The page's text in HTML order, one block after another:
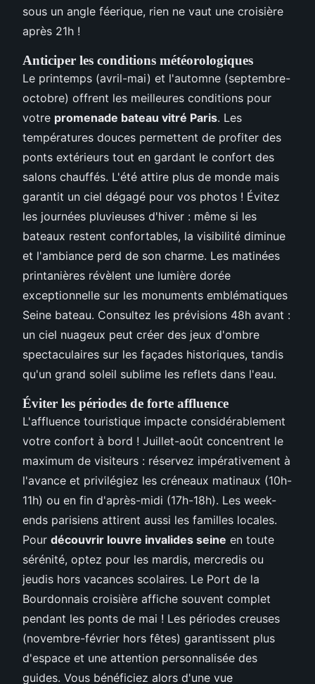
sous un angle féerique, rien ne vaut une croisière
après 21h !
Anticiper les conditions météorologiques
Le printemps (avril-mai) et l'automne (septembre-
octobre) offrent les meilleures conditions pour
votre promenade bateau vitré Paris. Les
températures douces permettent de profiter des
ponts extérieurs tout en gardant le confort des
salons chauffés. L'été attire plus de monde mais
garantit un ciel dégagé pour vos photos ! Évitez
les journées pluvieuses d'hiver : même si les
bateaux restent confortables, la visibilité diminue
et l'ambiance perd de son charme. Les matinées
printanières révèlent une lumière dorée
exceptionnelle sur les monuments emblématiques
Seine bateau. Consultez les prévisions 48h avant :
un ciel nuageux peut créer des jeux d'ombre
spectaculaires sur les façades historiques, tandis
qu'un grand soleil sublime les reflets dans l'eau.
Éviter les périodes de forte affluence
L'affluence touristique impacte considérablement
votre confort à bord ! Juillet-août concentrent le
maximum de visiteurs : réservez impérativement à
l'avance et privilégiez les créneaux matinaux (10h-
11h) ou en fin d'après-midi (17h-18h). Les week-
ends parisiens attirent aussi les familles locales.
Pour découvrir louvre invalides seine en toute
sérénité, optez pour les mardis, mercredis ou
jeudis hors vacances scolaires. Le Port de la
Bourdonnais croisière affiche souvent complet
pendant les ponts de mai ! Les périodes creuses
(novembre-février hors fêtes) garantissent plus
d'espace et une attention personnalisée des
guides. Vous bénéficiez alors d'une vue